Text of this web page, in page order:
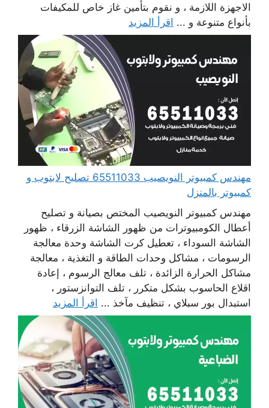
الاجهزة اللازمة ، و نقوم بتأمين غاز خاص للمكيفات
بأنواع متنوعة و ... اقرأ المزيد
مهندس كمبيوتر النويصيب 65511033 تصليح لابتوب و
كمبيوتر بالمنزل
مهندس كمبيوتر النويصيب المختص بصيانة و تصليح
أعطال الكومبيوترات من ظهور الشاشة الزرقاء ، ظهور
الشاشة السوداء ، تعطيل كرت الشاشة وحدة معالجة
الرسومات ، مشاكل وحدات الطاقة و التغذية ، معالجة
مشاكل الحرارة الزائدة ، تلف معالج الرسوم ، إعادة
اقلاع الحاسوب بشكل متكرر ، تلف التوانزستور ،
استبدال بور سبلاي ، تنظيف مآخذ ... اقرأ المزيد